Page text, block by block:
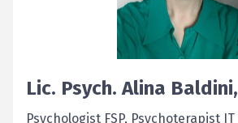
Lic. Psych. Alina Baldini,
Psychologist FSP, Psychoterapist IT